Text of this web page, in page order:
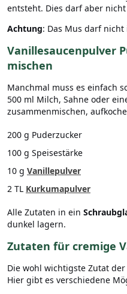
entsteht. Dies darf aber
Achtung: Das Mus darf
Vanillesaucenpulver
mischen
Manchmal muss es einfach
500 ml Milch, Sahne oder
zusammenmischen,
200 g Puderzucker
100 g Speisestärke
10 g Vanillepulver
2 TL Kurkumapulver
Alle Zutaten in ein
dunkel lagern.
Zutaten für cremige
Die wohl wichtigste Zutat
Hier gibt es verschiedene